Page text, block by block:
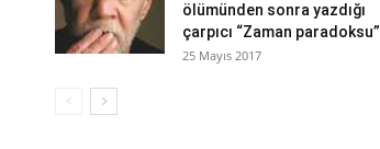
ölümünden sonra yazdığı
çarpıcı “Zaman paradoksu”
25 Mayıs 2017